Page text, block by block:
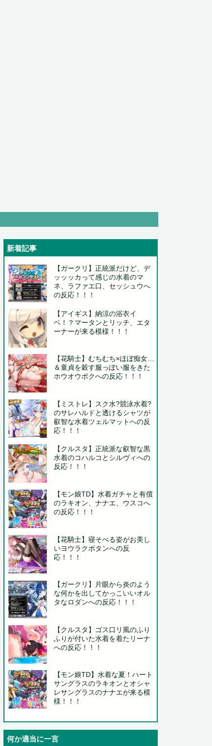
新着記事
【ガークリ】正統派だけど、デ
ッッッカって感じの水着のマ
ネ、ラファエ口、セッシュウへ
の反応！！！
【アイギス】納涼の浴衣イ
ベ！？マータンとリッチ、エタ
ーナーが来る模様！！！
【花騎士】むちむち×ほぼ痴女…
＆童貞を穀す服っぽい服をきた
ホウオウボクへの反応！！！
【ミストレ】スク水?競泳水着?
のサレハルドと透けるシャツが
叡智な水着ツェルマットへの反
応！！！
【クルスタ】正統派な叡智な黒
水着のコハルコとシルヴィへの
反応！！！
【モン娘TD】水着ガチャと有償
のラキオン、ナナエ、ウスコへ
の反応！！！
【花騎士】寝そべる姿がお美し
いヨウラクボタンへの反
応！！！
【ガークリ】片眼から炎のよう
な何かを出してかっこいいオル
タなロダンへの反応！！！
【クルスタ】ゴス口リ風のふり
ふりが付いた水着を着たリーナ
への反応！！！
【モン娘TD】水着な夏！ハート
サングラスのラキオンとオシャ
レサングラスのナナエが来る模
様！！！
何か適当に一言